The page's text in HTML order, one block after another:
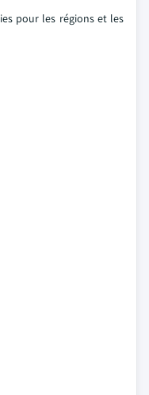
pour les régions et les